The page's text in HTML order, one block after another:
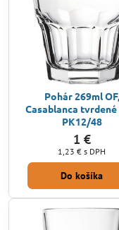
Pohár 269ml OF,
Casablanca
PK12/48
1 €
1,23 € s DPH
Do košíka